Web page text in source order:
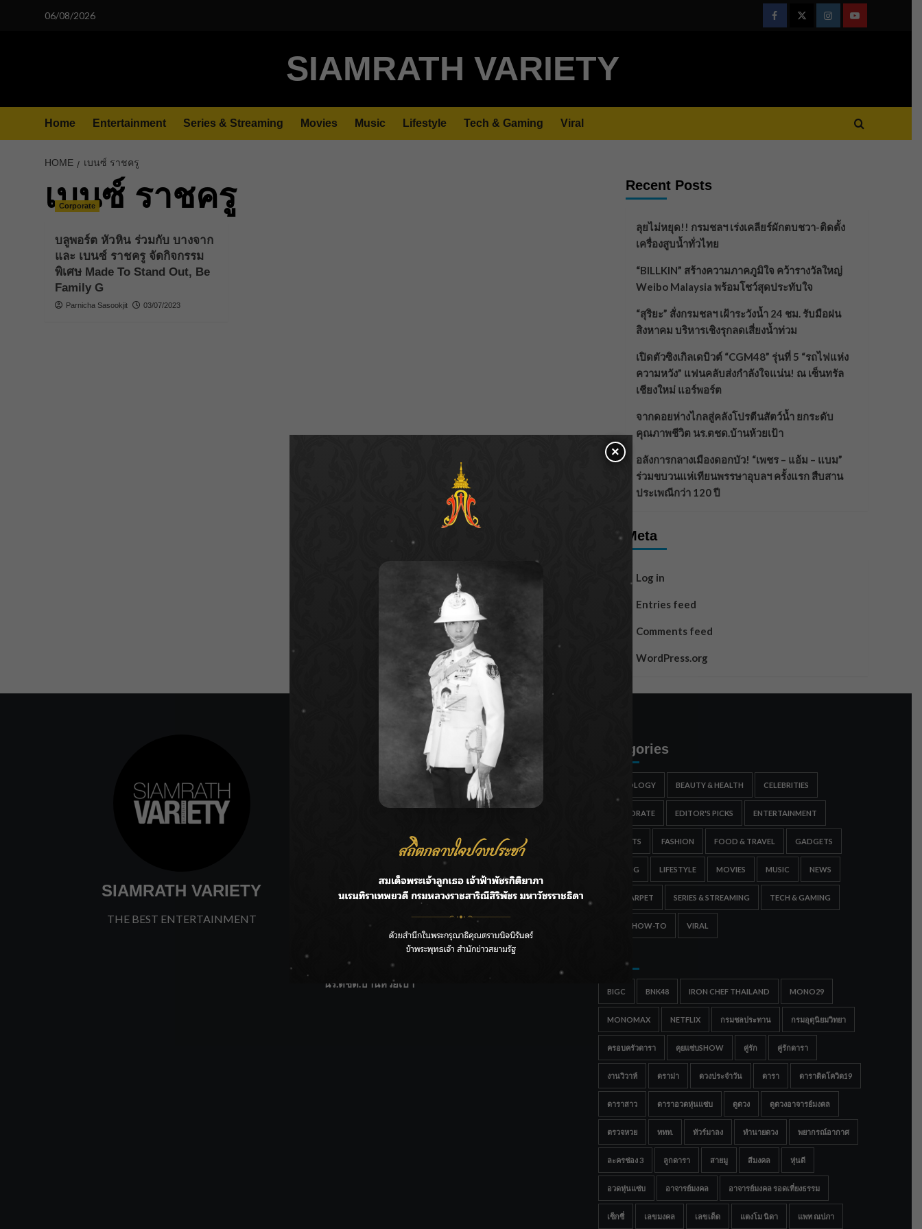
06/08/2026
FacebookTwitterInstagramYoutube
SIAMRATH VARIETY
Home Entertainment Series & Streaming Movies Music Lifestyle Tech & Gaming Viral
HOME เบนซ์ ราชครู
เบนซ์ ราชครู
Corporate
บลูพอร์ต หัวหิน ร่วมกับ บางจาก
และ เบนซ์ ราชครู จัดกิจกรรม
พิเศษ Made To Stand Out, Be
Family G
Parnicha Sasookjit 03/07/2023
Recent Posts
ลุยไม่หยุด!! กรมชลฯ เร่งเคลียร์ผักตบชวา-ติดตั้ง
เครื่องสูบน้ำทั่วไทย
“BILLKIN” สร้างความภาคภูมิใจ คว้ารางวัลใหญ่
Weibo Malaysia พร้อมโชว์สุดประทับใจ
“สุริยะ” สั่งกรมชลฯ เฝ้าระวังน้ำ 24 ชม. รับมือฝน
สิงหาคม บริหารเชิงรุกลดเสี่ยงน้ำท่วม
เปิดตัวซิงเกิลเดบิวต์ “CGM48” รุ่นที่ 5 “รถไฟแห่ง
ความหวัง” แฟนคลับส่งกำลังใจแน่น! ณ เซ็นทรัล
เชียงใหม่ แอร์พอร์ต
จากดอยห่างไกลสู่คลังโปรตีนสัตว์น้ำ ยกระดับ
คุณภาพชีวิต นร.ตชด.บ้านห้วยเป้า
อลังการกลางเมืองดอกบัว! “เพชร – แอ้ม – แบม”
ร่วมขบวนแห่เทียนพรรษาอุบลฯ ครั้งแรก สืบสาน
ประเพณีกว่า 120 ปี
Meta
Log in
Entries feed
Comments feed
WordPress.org
SIAMRATH VARIETY
THE BEST ENTERTAINMENT
ลุยไม่หยุด!! กรมชลฯ เร่งเคลียร์ผักตบชวา-ติดตั้งเครื่องสูบน้ำ
Malaysia พร้อมโชว์สุดประทับใจ
“สุริยะ” สั่งกรมชลฯ เฝ้าระวังน้ำ 24 ชม. รับมือฝนสิงหาคม
บริหารเชิงรุกลดเสี่ยงน้ำท่วม
เปิดตัวซิงเกิลเดบิวต์ “CGM48” รุ่นที่ 5 “รถไฟแห่งความหวัง”
แฟนคลับส่งกำลังใจแน่น! ณ เซ็นทรัลเชียงใหม่ แอร์พอร์ต
จากดอยห่างไกลสู่คลังโปรตีนสัตว์น้ำ ยกระดับคุณภาพชีวิต
นร.ตชด.บ้านห้วยเป้า
Categories
ASTROLOGY BEAUTY & HEALTH CELEBRITIES
CORPORATE EDITOR'S PICKS ENTERTAINMENT
ESPORTS FASHION FOOD & TRAVEL GADGETS
GAMING LIFESTYLE MOVIES MUSIC NEWS
RED CARPET SERIES & STREAMING TECH & GAMING
TIPS & HOW-TO VIRAL
BIGC BNK48 IRON CHEF THAILAND MONO29
MONOMAX NETFLIX กรมชลประทาน กรมอุตุนิยมวิทยา
ครอบครัวดารา คุยแซ่บSHOW คู่รัก คู่รักดารา
งานวิวาห์ ดราม่า ดวงประจำวัน ดารา ดาราติดโควิด19
ดาราสาว ดาราอวดหุ่นแซ่บ ดูดวง ดูดวงอาจารย์มงคล
ตรวจหวย ททท. ทัวร์มาลง ทำนายดวง พยากรณ์อากาศ
ละครช่อง 3 ลูกดารา สายมู สีมงคล หุ่นดี
อวดหุ่นแซ่บ อาจารย์มงคล อาจารย์มงคล รอดเที่ยงธรรม
เซ็กซี่ เลขมงคล เลขเด็ด แตงโม นิดา แพท ณปภา
×